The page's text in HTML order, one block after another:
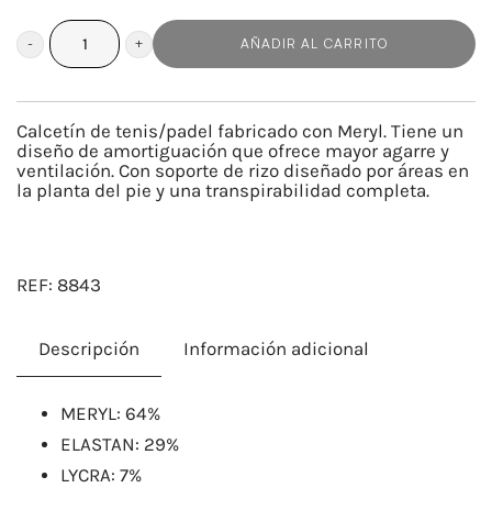
SMASH
AÑADIR AL CARRITO
Calcetín de tenis/padel fabricado con Meryl. Tiene un
diseño de amortiguación que ofrece mayor agarre y
ventilación. Con soporte de rizo diseñado por áreas en
la planta del pie y una transpirabilidad completa.
REF: 8843
Descripción Información adicional
​MERYL: 64%
ELASTAN: 29%
LYCRA: 7%